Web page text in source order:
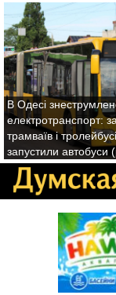
В Одесі
електротранспорт:
трамваїв і
запустили автобуси